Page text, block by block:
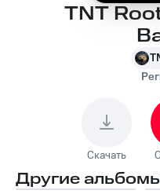
TNT
Скачать
Другие